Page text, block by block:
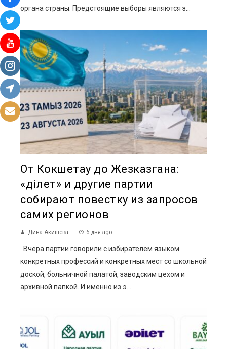
органа страны. Предстоящие выборы являются з...
От Кокшетау до Жезказгана:
«Әділет» и другие партии
собирают повестку из запросов
самих регионов
Дина Акишева 6 дня ago
Вчера партии говорили с избирателем языком
конкретных профессий и конкретных мест со школьной
доской, больничной палатой, заводским цехом и
архивной папкой. И именно из э...